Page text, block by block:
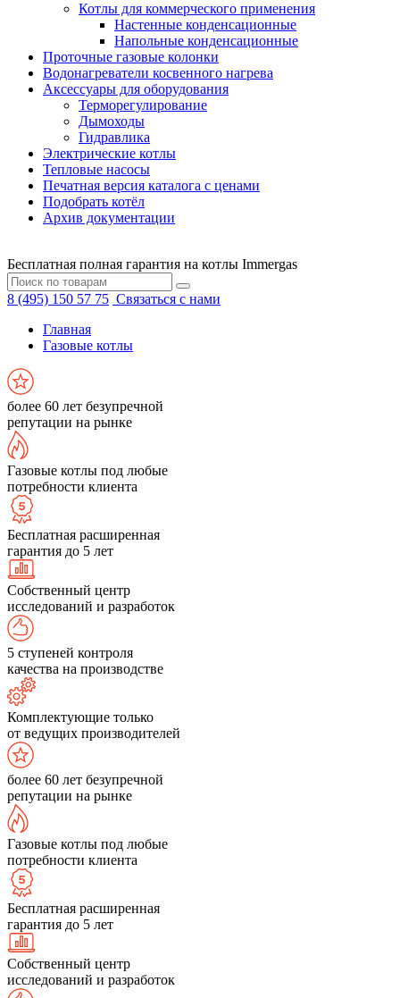
Котлы для коммерческого применения
Настенные конденсационные
Напольные конденсационные
Проточные газовые колонки
Водонагреватели косвенного нагрева
Аксессуары для оборудования
Терморегулирование
Дымоходы
Гидравлика
Электрические котлы
Тепловые насосы
Печатная версия каталога с ценами
Подобрать котёл
Архив документации
Бесплатная полная гарантия на котлы Immergas
8 (495) 150 57 75 Связаться с нами
Главная
Газовые котлы
более 60 лет безупречной
репутации на рынке
Газовые котлы под любые
потребности клиента
Бесплатная расширенная
гарантия до 5 лет
Собственный центр
исследований и разработок
5 ступеней контроля
качества на производстве
Комплектующие только
от ведущих производителей
более 60 лет безупречной
репутации на рынке
Газовые котлы под любые
потребности клиента
Бесплатная расширенная
гарантия до 5 лет
Собственный центр
исследований и разработок